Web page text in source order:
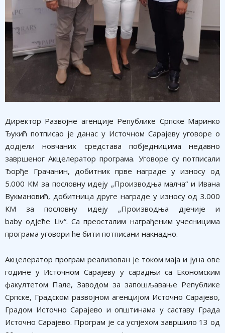
Директор Развојне агенције Републике Српске Маринко
Ђукић потписао је данас у Источном Сарајеву уговоре о
додјели новчаних средстава побједницима недавно
завршеног Акцелератор програма. Уговоре су потписали
Ђорђе Грачанин, добитник прве награде у износу од
5.000 КМ за пословну идеју „Производња малча“ и Ивана
Вукмановић, добитница друге награде у износу од 3.000
КМ за пословну идеју „Производња дјечије и
baby одјеће Liv“. Са преосталим награђеним учесницима
програма уговори ће бити потписани накнадно.
Акцелератор програм реализован је током маја и јуна ове
године у Источном Сарајеву у сарадњи са Економским
факултетом Пале, Заводом за запошљавање Републике
Српске, Градском развојном агенцијом Источно Сарајево,
Градом Источно Сарајево и општинама у саставу Града
Источно Сарајево. Програм је са успјехом завршило 13 од